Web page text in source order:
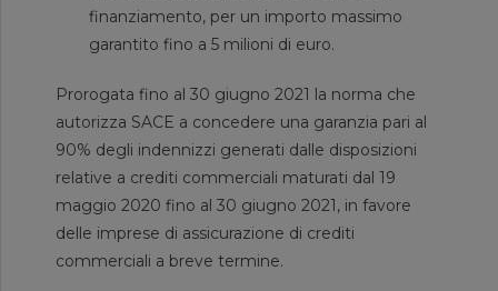
finanziamento, per un importo massimo
garantito fino a 5 milioni di euro.
Prorogata fino al 30 giugno 2021 la norma che
autorizza SACE a concedere una garanzia pari al
90% degli indennizzi generati dalle disposizioni
relative a crediti commerciali maturati dal 19
maggio 2020 fino al 30 giugno 2021, in favore
delle imprese di assicurazione di crediti
commerciali a breve termine.